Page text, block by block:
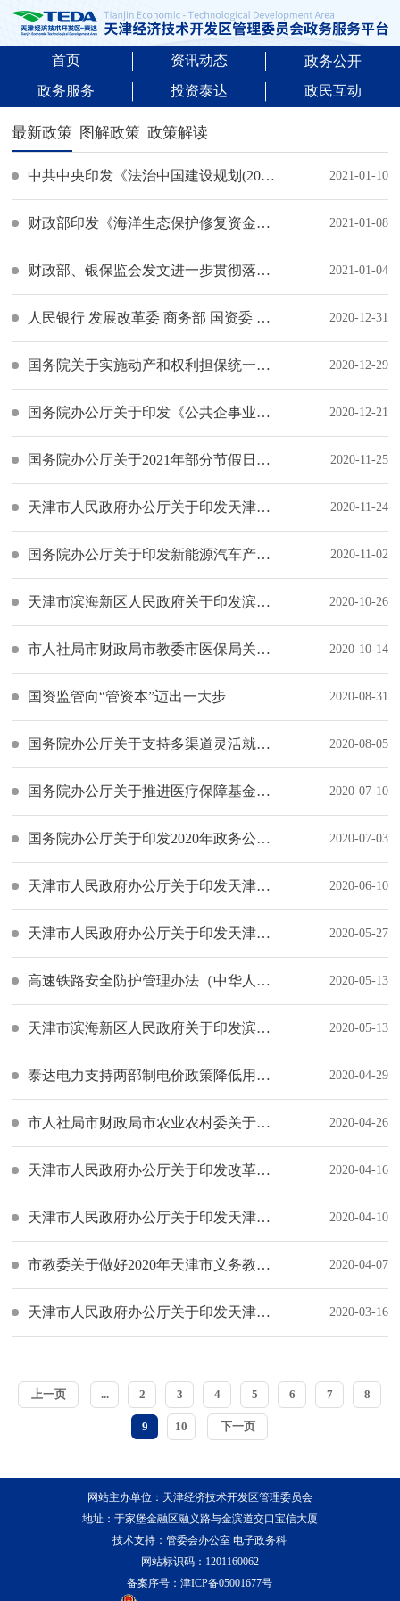
首页 资讯动态
政务公开
政务服务
投资泰达 政民互动
最新政策 图解政策 政策解读
中共中央印发《法治中国建设规划(2020－2025年)》 2021-01-10
财政部印发《海洋生态保护修复资金管理办法》 2021-01-08
财政部、银保监会发文进一步贯彻落实新金融工具相关会计准则 2021-01-04
人民银行 发展改革委 商务部 国资委 银保监会 外汇局联合发布《关于进一步优化跨境人民币政策支持稳外贸稳外资的通知》 2020-12-31
国务院关于实施动产和权利担保统一登记的决定 2020-12-29
国务院办公厅关于印发《公共企事业单位信息公开规定制定办法》的通知 2020-12-21
国务院办公厅关于2021年部分节假日安排的通知 2020-11-25
天津市人民政府办公厅关于印发天津市加快推进政务服务“跨省通办”工作方案的通知 2020-11-24
国务院办公厅关于印发新能源汽车产业发展规划（2021—2035年）的通知 2020-11-02
天津市滨海新区人民政府关于印发滨海新区2020年政府投资计划和2020-2022年政府投资三年滚动计划的通知 2020-10-26
市人社局市财政局市教委市医保局关于印发支持企业复工复产促进就业若干举措的通知 2020-10-14
国资监管向“管资本”迈出一大步 2020-08-31
国务院办公厅关于支持多渠道灵活就业的意见 2020-08-05
国务院办公厅关于推进医疗保障基金监管制度体系改革的指导意见 2020-07-10
国务院办公厅关于印发2020年政务公开工作要点的通知 2020-07-03
天津市人民政府办公厅关于印发天津市住宅小区配套幼儿园规划建设管理办法的通知 2020-06-10
天津市人民政府办公厅关于印发天津市推动天津港加快“公转铁”、“散改集”和海铁联运发展政策措施的通知 2020-05-27
高速铁路安全防护管理办法（中华人民共和国交通运输部令2020年第8号） 2020-05-13
天津市滨海新区人民政府关于印发滨海新区落实天津市支持重点平台服务京津冀协同发展的政策措施（试行）实施细则的通知 2020-05-13
泰达电力支持两部制电价政策降低用电成本的通知 2020-04-29
市人社局市财政局市农业农村委关于进一步做好帮扶农村就业困难劳动力转移就业有关问题的通知 2020-04-26
天津市人民政府办公厅关于印发改革市属国有资本授权经营体制实施方案的通知 2020-04-16
天津市人民政府办公厅关于印发天津市推进义务教育优质均衡发展三年行动方案（2020—2022年）的通知 2020-04-10
市教委关于做好2020年天津市义务教育阶段学校招生入学工作的指导意见 2020-04-07
天津市人民政府办公厅关于印发天津市支持中小微企业和个体工商户克服疫情影响保持健康发展若干措施的通知 2020-03-16
上一页 ... 2 3 4 5 6 7 8
9 10 下一页
网站主办单位：天津经济技术开发区管理委员会
地址：于家堡金融区融义路与金滨道交口宝信大厦
技术支持：管委会办公室 电子政务科
网站标识码：1201160062
备案序号：津ICP备05001677号